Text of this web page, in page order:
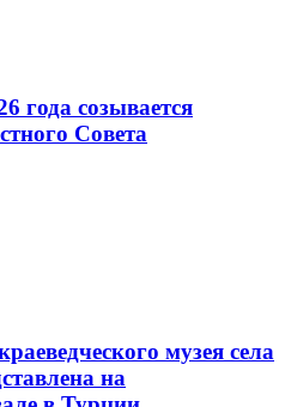
года созывается
Совета
музея села
на